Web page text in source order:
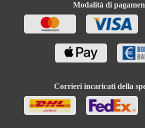
Modalità di
Corrieri incaricati della